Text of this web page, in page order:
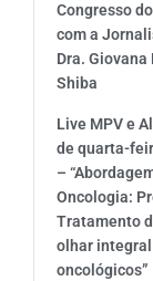
Congresso
com a
Dra. Giovana
Shiba
Live MPV e
de quarta-
–
Oncologia:
Tratamento
olhar
oncológicos”